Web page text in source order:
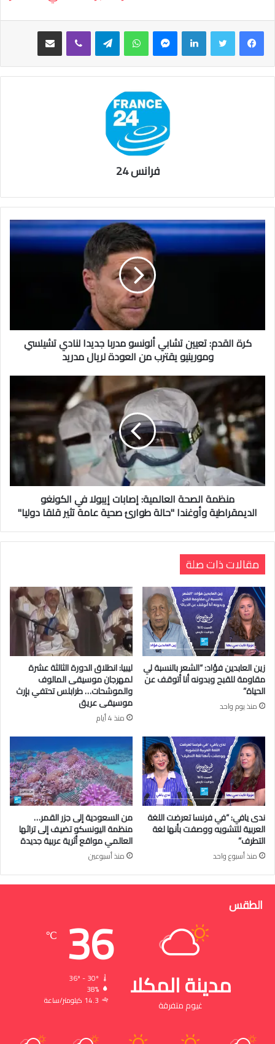
فيسبوك لينكدإن واتساب تيلقرام
فرانس 24
كرة القدم: تعيين تشابي ألونسو مدربا جديدا لنادي تشيلسي
ومورينيو يقترب من العودة لريال مدريد
منظمة الصحة العالمية: إصابات إيبولا في الكونغو
الديمقراطية وأوغندا "حالة طوارئ صحية عامة تثير قلقا دوليا"
مقالات ذات صلة
زين العابدين فؤاد: “الشعر بالنسبة لي
مقاومة للقبح وبدونه أنا أتوقف عن
الحياة”
منذ يوم واحد
ليبيا: انطلاق الدورة الثالثة عشرة
لمهرجان موسيقى المالوف
والموشحات… طرابلس تحتفي بإرث
موسيقى عريق
منذ 4 أيام
ندى يافي: “في فرنسا تعرضت اللغة
العربية للتشويه ووصفت بأنها لغة
التطرف”
منذ أسبوع واحد
من السعودية إلى جزر القمر…
منظمة اليونسكو تضيف إلى تراثها
العالمي مواقع أثرية عربية جديدة
منذ أسبوعين
الطقس
مدينة المكلا
غيوم متفرقة
36
℃
38%
14.3 كيلومتر/ساعة